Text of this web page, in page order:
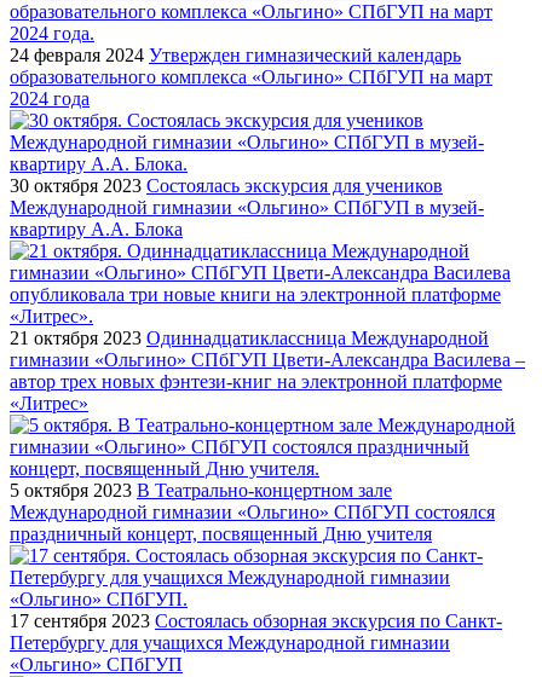
24 февраля 2024 Утвержден гимназический календарь
образовательного комплекса «Ольгино» СПбГУП на март
2024 года
30 октября 2023 Состоялась экскурсия для учеников
Международной гимназии «Ольгино» СПбГУП в музей-
квартиру А.А. Блока
21 октября 2023 Одиннадцатиклассница Международной
гимназии «Ольгино» СПбГУП Цвети-Александра Василева –
автор трех новых фэнтези-книг на электронной платформе
«Литрес»
5 октября 2023 В Театрально-концертном зале
Международной гимназии «Ольгино» СПбГУП состоялся
праздничный концерт, посвященный Дню учителя
17 сентября 2023 Состоялась обзорная экскурсия по Санкт-
Петербургу для учащихся Международной гимназии
«Ольгино» СПбГУП